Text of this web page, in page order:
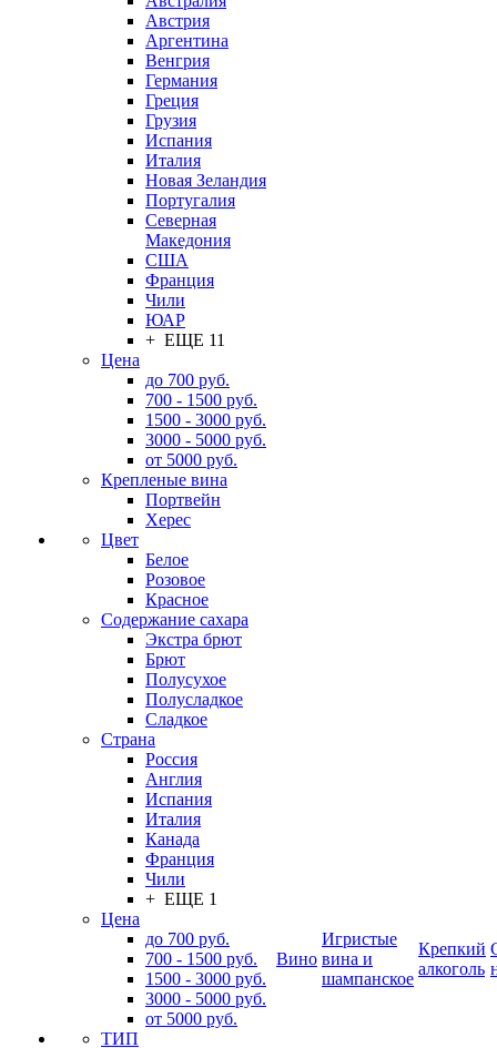
Австрия
Аргентина
Венгрия
Германия
Греция
Грузия
Испания
Италия
Новая Зеландия
Португалия
Северная
Македония
США
Франция
Чили
ЮАР
+ ЕЩЕ 11
Цена
до 700 руб.
700 - 1500 руб.
1500 - 3000 руб.
3000 - 5000 руб.
от 5000 руб.
Крепленые вина
Портвейн
Херес
Цвет
Белое
Розовое
Красное
Содержание сахара
Экстра брют
Брют
Полусухое
Полусладкое
Сладкое
Страна
Россия
Англия
Испания
Италия
Канада
Франция
Чили
+ ЕЩЕ 1
Цена
до 700 руб.
700 - 1500 руб.
1500 - 3000 руб.
3000 - 5000 руб.
от 5000 руб.
ТИП
Вино
Игристые
вина и
шампанское
Крепкий
алкоголь